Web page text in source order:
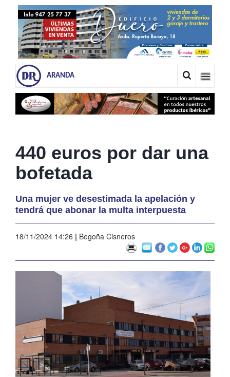
ARANDA
440 euros por dar una
bofetada
Una mujer ve desestimada la apelación y
tendrá que abonar la multa interpuesta
18/11/2024 14:26 | Begoña Cisneros